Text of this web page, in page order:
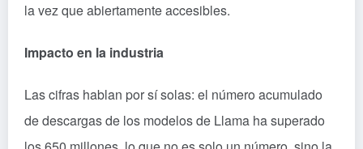
la vez que abiertamente accesibles.
Impacto en la industria
Las cifras hablan por sí solas: el número acumulado
de descargas de los modelos de Llama ha superado